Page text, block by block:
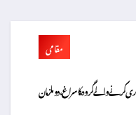
مقامی
کرنے والے گروہ کا سراغ، دو ملزمان